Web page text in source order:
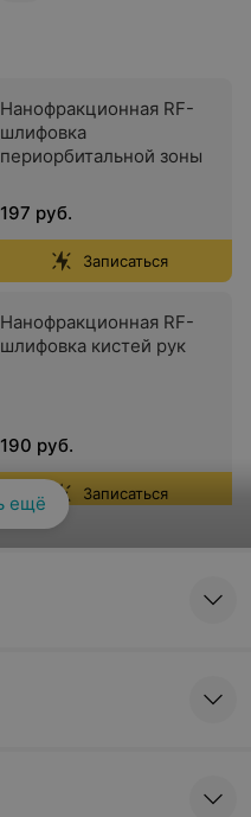
Нанофракционная RF-
шлифовка
периорбитальной зоны
197 руб.
Записаться
Нанофракционная RF-
шлифовка кистей рук
190 руб.
Записаться
Нанофракционная RF-
все
ещё